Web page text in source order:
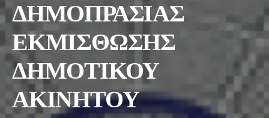
ΔΗΜΟΠΡΑΣΙΑΣ
ΕΚΜΙΣΘΩΣΗΣ
ΔΗΜΟΤΙΚΟΥ
ΑΚΙΝΗΤΟΥ